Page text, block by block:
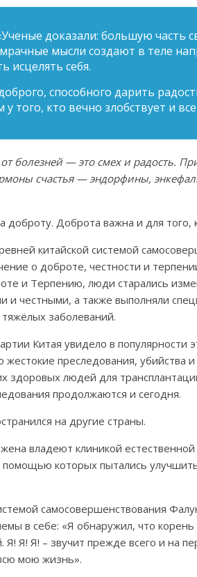
доказали: большую часть
мысли создают в теле
исцелять себя.
способного дарить
у того, кто вечно злобствует и
болезней — это смех и радость.
счастья — эндорфины,
Доброта важна и для
китайской системой
о доброте, честности и
и Терпению, люди старались
и честными, а также выполняли
заболеваний.
Китая увидело в популярности
жестокие преследования,
здоровых людей для
продолжаются и сегодня.
на другие страны.
владеют клиникой
которых пытались
самосовершенствования
в себе: «Я обнаружил, что
Я! Я! Я! – звучит прежде всего и на
мою жизнь».